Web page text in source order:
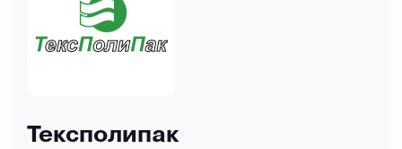
Тексполипак